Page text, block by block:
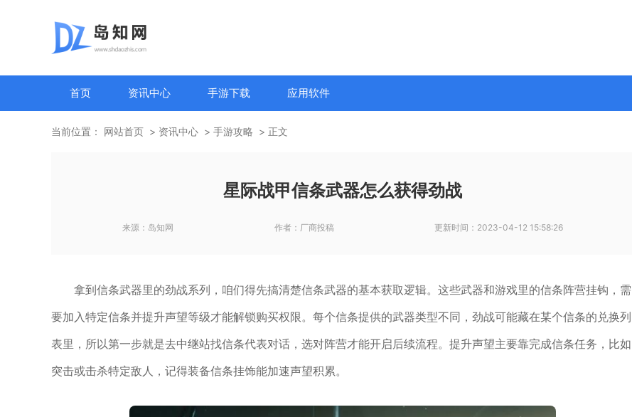
首页 资讯中心 手游下载 应用软件
当前位置： 网站首页 资讯中心 手游攻略 正文
星际战甲信条武器怎么获得劲战
来源： 岛知网 作者： 厂商投稿 更新时间： 2023-04-12 15:58:26
拿到信条武器里的劲战系列，咱们得先搞清楚信条武器的基本获取逻辑。这些武器和游戏里的信条阵营挂钩，需
要加入特定信条并提升声望等级才能解锁购买权限。每个信条提供的武器类型不同，劲战可能藏在某个信条的兑换列
表里，所以第一步就是去中继站找信条代表对话，选对阵营才能开启后续流程。提升声望主要靠完成信条任务，比如
突击或击杀特定敌人，记得装备信条挂饰能加速声望积累。